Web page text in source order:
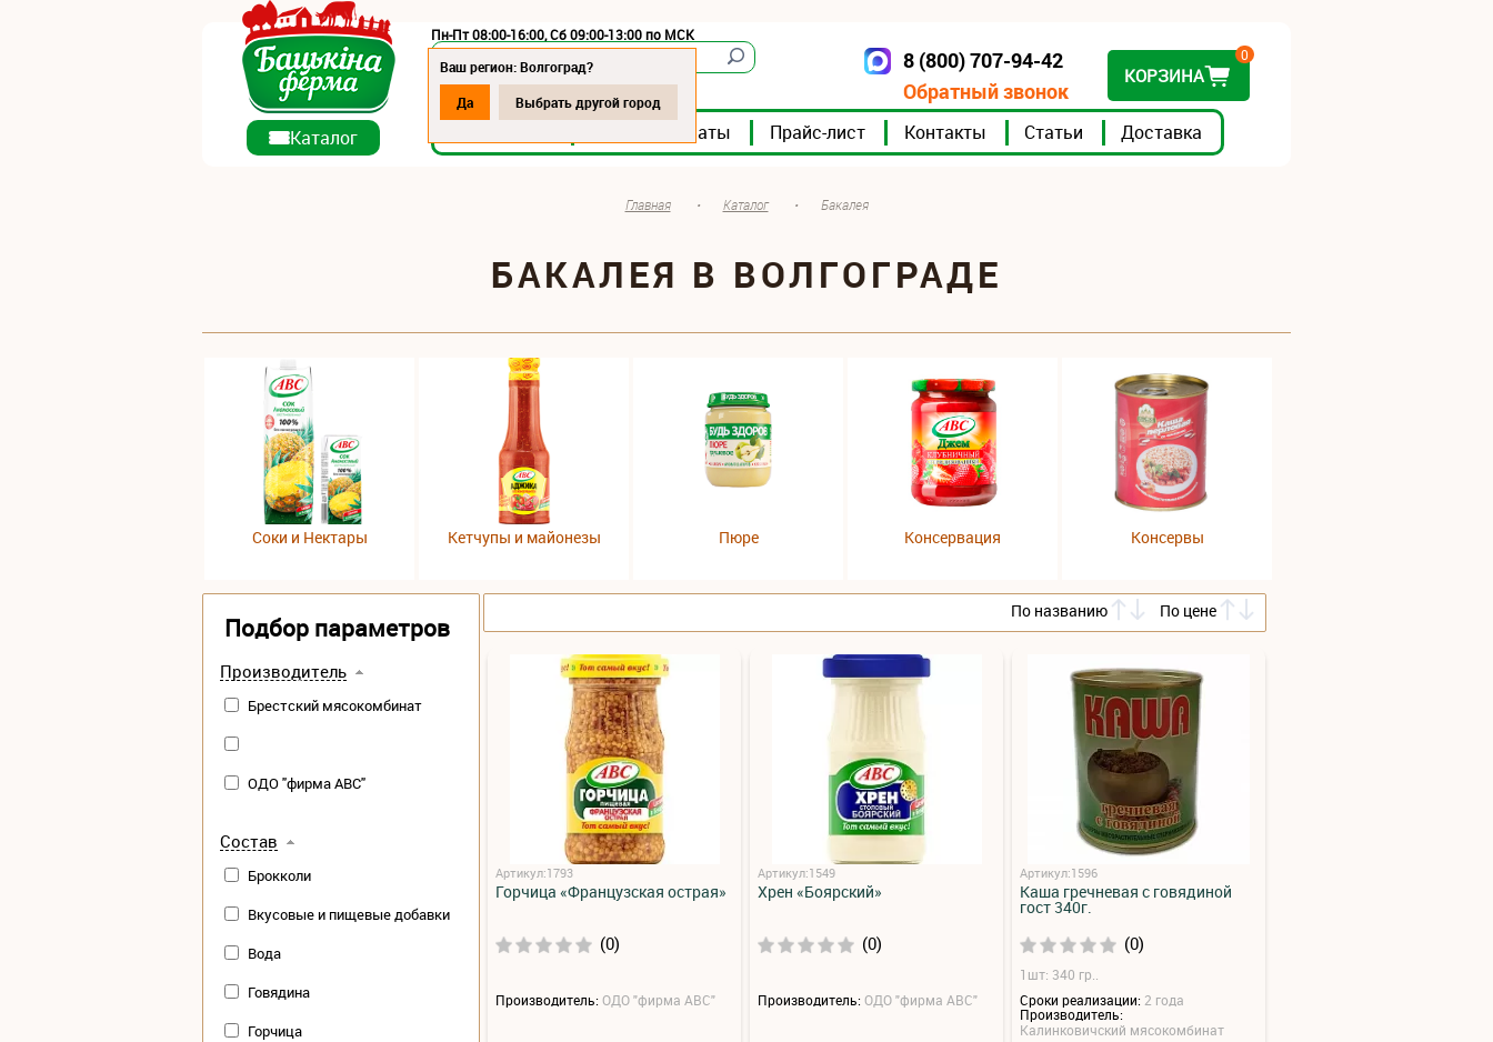
Пн-Пт 08:00-16:00, Сб 09:00-13:00 по МСК
Мясокомбинаты Прайс-лист Контакты Статьи Доставка
8 (800) 707-94-42
Обратный звонок
КОРЗИНА
0
Ваш регион: Волгоград?
Да
Выбрать другой город
Каталог
Главная • Каталог • Бакалея
БАКАЛЕЯ В ВОЛГОГРАДЕ
Соки и Нектары Кетчупы и майонезы Пюре Консервация Консервы
Подбор параметров
Производитель
Брестский мясокомбинат
ОДО "фирма АВС"
Состав
Брокколи
Вкусовые и пищевые добавки
Вода
Говядина
Горчица
По названию По цене
Артикул:1793
Горчица «Французская острая»
(0)
Производитель:ОДО "фирма АВС"
Артикул:1549
Хрен «Боярский»
(0)
Производитель:ОДО "фирма АВС"
Артикул:1596
Каша гречневая с говядиной
гост 340г.
(0)
1шт: 340 гр..
Сроки реализации: 2 года
Производитель:
Калинковичский мясокомбинат